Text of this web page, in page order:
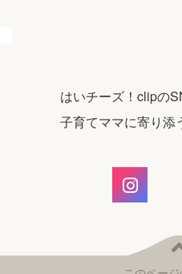
はいチーズ！clipの
子育てママに寄り添